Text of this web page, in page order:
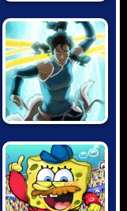
PARTY 3
KORRA: DARK
INTO LIGHT